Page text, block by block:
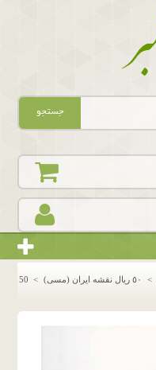
جستجو
> ٥٠ ريال نقشه ايران (مسى) >
50